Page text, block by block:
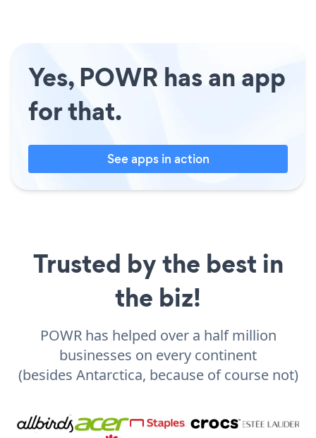
Yes, POWR has an app
for that.
See apps in action
Trusted by the best in
the biz!
POWR has helped over a half million
businesses on every continent
(besides Antarctica, because of course not)